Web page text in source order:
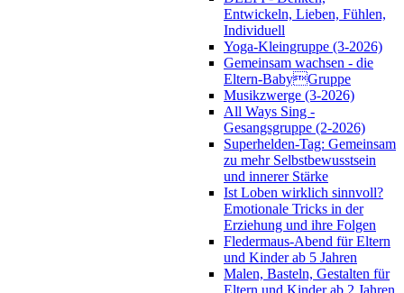
Entwickeln, Lieben, Fühlen,
Individuell
Yoga-Kleingruppe (3-2026)
Gemeinsam wachsen - die
Eltern-BabyGruppe
Musikzwerge (3-2026)
All Ways Sing -
Gesangsgruppe (2-2026)
Superhelden-Tag: Gemeinsam
zu mehr Selbstbewusstsein
und innerer Stärke
Ist Loben wirklich sinnvoll?
Emotionale Tricks in der
Erziehung und ihre Folgen
Fledermaus-Abend für Eltern
und Kinder ab 5 Jahren
Malen, Basteln, Gestalten für
Eltern und Kinder ab 2 Jahren